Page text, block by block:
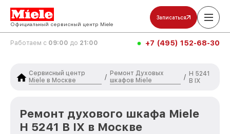
Официальный сервисный центр Miele
Записаться
Работаем с 09:00 до 21:00 +7 (495) 152-68-30
Сервисный центр
Miele в Москве
/
Ремонт Духовых
шкафов Miele
/ H 5241
B IX
Ремонт духового шкафа Miele
H 5241 B IX в Москве